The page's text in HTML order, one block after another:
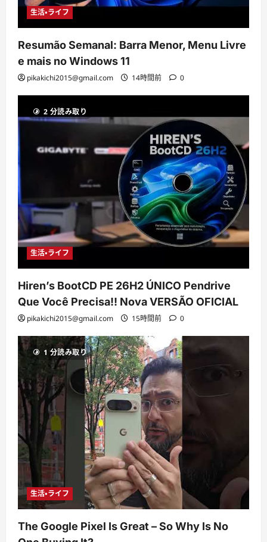
生活・ライフ
Resumão Semanal: Barra Menor, Menu Livre
e mais no Windows 11
pikakichi2015@gmail.com 14時間前 0
2 分読み取り
生活・ライフ
Hiren’s BootCD PE 26H2 ÚNICO Pendrive
Que Você Precisa!! Nova VERSÃO OFICIAL
pikakichi2015@gmail.com 15時間前 0
1 分読み取り
生活・ライフ
The Google Pixel Is Great – So Why Is No